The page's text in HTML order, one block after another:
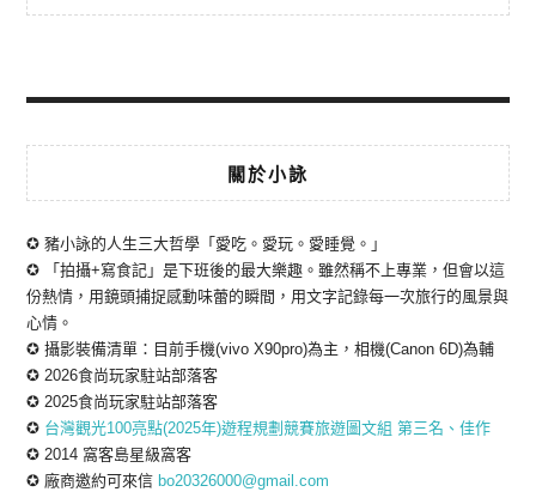
關於小詠
✪ 豬小詠的人生三大哲學「愛吃。愛玩。愛睡覺。」
✪ 「拍攝+寫食記」是下班後的最大樂趣。雖然稱不上專業，但會以這
份熱情，用鏡頭捕捉感動味蕾的瞬間，用文字記錄每一次旅行的風景與
心情。
✪ 攝影裝備清單：目前手機(vivo X90pro)為主，相機(Canon 6D)為輔
✪ 2026食尚玩家駐站部落客
✪ 2025食尚玩家駐站部落客
✪ 台灣觀光100亮點(2025年)遊程規劃競賽旅遊圖文組 第三名、佳作
✪ 2014 窩客島星級窩客
✪ 廠商邀約可來信 bo20326000@gmail.com